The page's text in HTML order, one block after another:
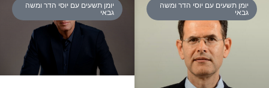
יומן תשעים עם יוסי הדר ומשה
גבאי
יומן תשעים עם יוסי הדר ומשה
גבאי